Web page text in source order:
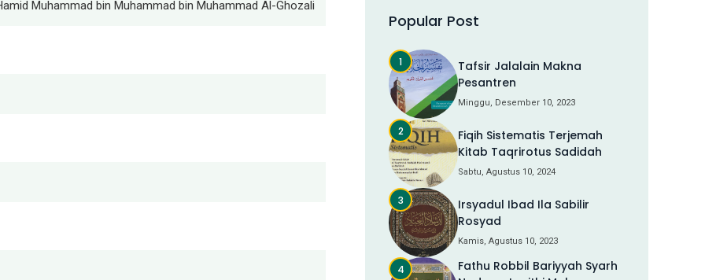
Muhammad bin Muhammad bin Muhammad Al-Ghozali
Popular Post
Tafsir Jalalain Makna
Pesantren
Minggu, Desember 10, 2023
Fiqih Sistematis Terjemah
Kitab Taqrirotus Sadidah
Sabtu, Agustus 10, 2024
Irsyadul Ibad Ila Sabilir
Rosyad
Kamis, Agustus 10, 2023
Fathu Robbil Bariyyah Syarh